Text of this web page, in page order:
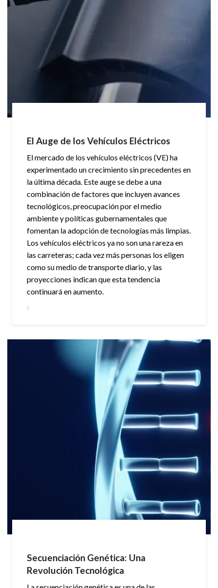
El Auge de los Vehículos Eléctricos
El mercado de los vehículos eléctricos (VE) ha
experimentado un crecimiento sin precedentes en
la última década. Este auge se debe a una
combinación de factores que incluyen avances
tecnológicos, preocupación por el medio
ambiente y políticas gubernamentales que
fomentan la adopción de tecnologías más limpias.
Los vehículos eléctricos ya no son una rareza en
las carreteras; cada vez más personas los eligen
como su medio de transporte diario, y las
proyecciones indican que esta tendencia
continuará en aumento.
Secuenciación Genética: Una
Revolución Tecnológica